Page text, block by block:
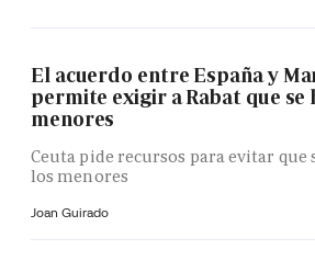
El acuerdo entre España y
permite exigir a Rabat que se
menores
Ceuta pide recursos para evitar
los menores
Joan Guirado